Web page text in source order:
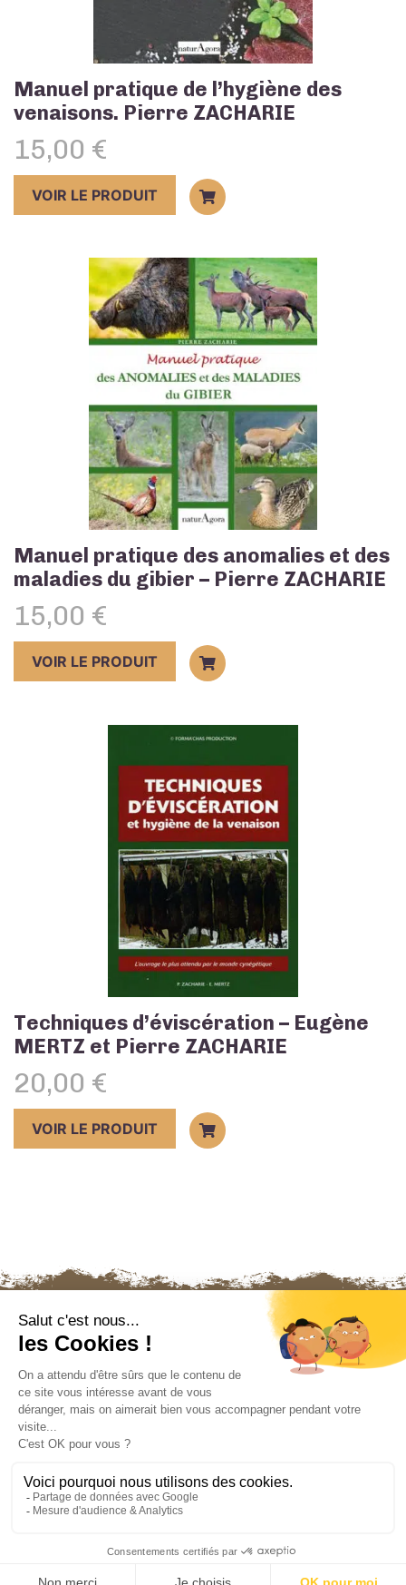
Manuel pratique de l’hygiène des
venaisons. Pierre ZACHARIE
15,00 €
VOIR LE PRODUIT
Manuel pratique des anomalies et des
maladies du gibier – Pierre ZACHARIE
15,00 €
VOIR LE PRODUIT
Techniques d’éviscération – Eugène
MERTZ et Pierre ZACHARIE
20,00 €
VOIR LE PRODUIT
Nous contacter
Mentions légales
Politique de confidentialité
Plan du site